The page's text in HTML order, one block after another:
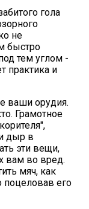
гола
не
быстро
тем углом -
практика и
ваши орудия.
Грамотное
дыр в
эти вещи,
вам во вред.
мяч, как
поцеловав его